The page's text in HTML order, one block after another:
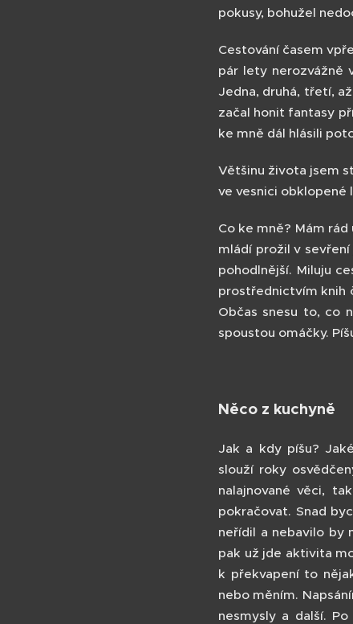
pokusy, bohužel
Cestování časem
pár lety nerozvážně
Jedna, druhá, třetí,
začal honit fantasy
ke mně dál hlásili
Většinu života jsem
ve vesnici obklopené
Co ke mně? Mám
mládí prožil v
pohodlnější. Miluju
prostřednictvím knih
Občas snesu to, co
spoustou omáčky.
Něco z kuchyně
Jak a kdy píšu?
slouží roky
nalajnované věci,
pokračovat. Snad
neřídil a nebavilo by
pak už jde aktivita
k překvapení to
nebo měním.
nesmysly a další.